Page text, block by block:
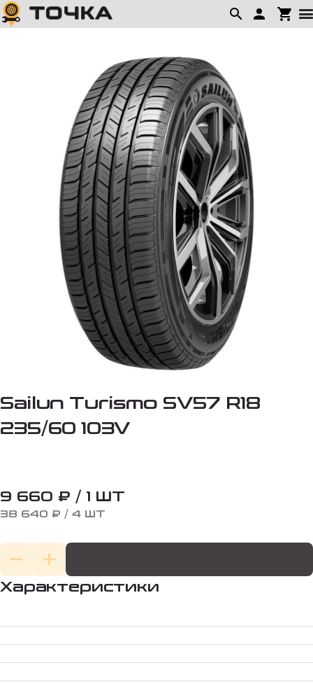
Sailun Turismo SV57 R18
235/60 103V
9 660 ₽ / 1 ШТ
38 640 ₽ / 4 ШТ
Характеристики